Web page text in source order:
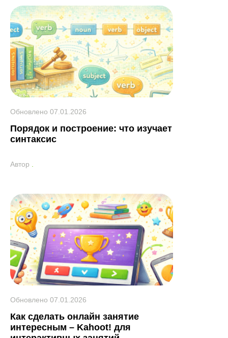
Обновлено 07.01.2026
Порядок и построение: что изучает
синтаксис
Автор
Обновлено 07.01.2026
Как сделать онлайн занятие
интересным – Kahoot! для